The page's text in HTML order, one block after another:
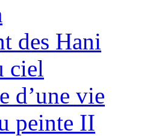
des Hani
ciel
d’une vie
peinte II